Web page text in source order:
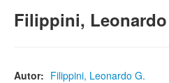
Filippini,
Autor: Filippini, Leonardo G.